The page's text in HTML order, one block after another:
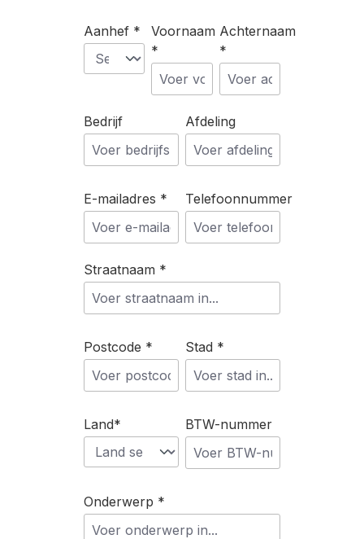
Aanhef *
Voornaam
*
Achternaam
*
Bedrijf Afdeling
E-mailadres * Telefoonnummer
Straatnaam *
Postcode * Stad *
Land* BTW-nummer
Onderwerp *